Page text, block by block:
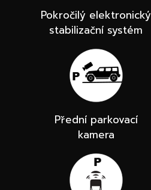
Pokročilý elektronický
stabilizační systém
Přední parkovací
kamera